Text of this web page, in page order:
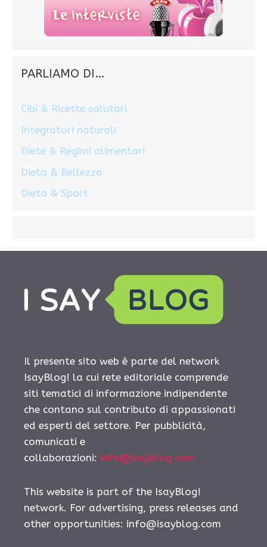
PARLIAMO DI…
Cibi & Ricette salutari
Integratori naturali
Diete & Regimi alimentari
Dieta & Bellezza
Dieta & Sport
Il presente sito web è parte del network
IsayBlog! la cui rete editoriale comprende
siti tematici di informazione indipendente
che contano sul contributo di appassionati
ed esperti del settore. Per pubblicità,
comunicati e
collaborazioni: info@isayblog.com
This website is part of the IsayBlog!
network. For advertising, press releases and
other opportunities: info@isayblog.com